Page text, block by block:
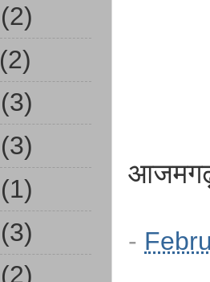
आजमगढ़
-
(2)
(2)
(3)
(3)
(1)
(3)
(2)